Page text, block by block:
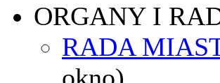
ORGANY I
RADA